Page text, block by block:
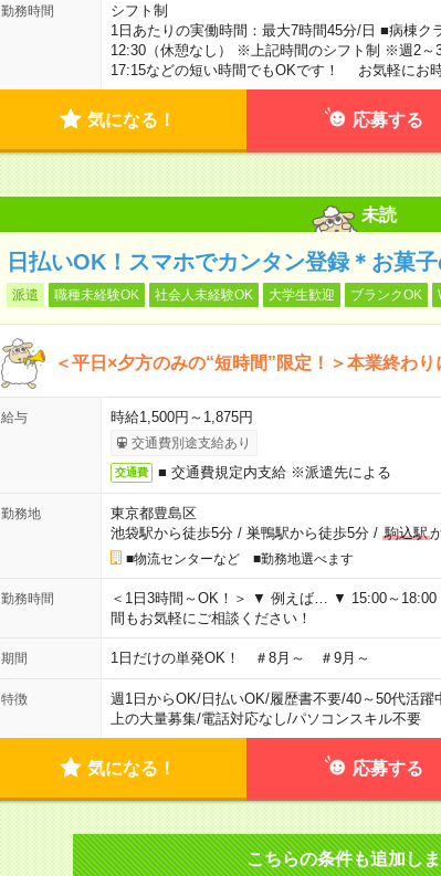
勤務時間
シフト制
1日あたりの実働時間：最大7時間45分/日 ■病棟ク
12:30（休憩なし） ※上記時間のシフト制 ※週2～
17:15などの短い時間でもOKです！ お気軽にお時
気になる！ 応募する
未読
日払いOK！スマホでカンタン登録＊お菓
派遣 職種未経験OK 社会人未経験OK 大学生歓迎 ブランクOK
＜平日×夕方のみの“短時間”限定！＞本業終わ
給与 時給1,500円～1,875円
交通費別途支給あり
交通費 ■ 交通費規定内支給 ※派遣先による
勤務地
東京都豊島区
池袋駅から徒歩5分/ 巣鴨駅から徒歩5分/ 駒込駅
■物流センターなど ■勤務地選べます
勤務時間
＜1日3時間～OK！＞ ▼ 例えば… ▼ 15:00～18:00
間もお気軽にご相談ください！
期間 1日だけの単発OK！ ＃8月～ ＃9月～
特徴 週1日からOK/日払いOK/履歴書不要/40～50代活躍
上の大量募集/電話対応なし/パソコンスキル不要
気になる！ 応募する
こちらの条件も追加し